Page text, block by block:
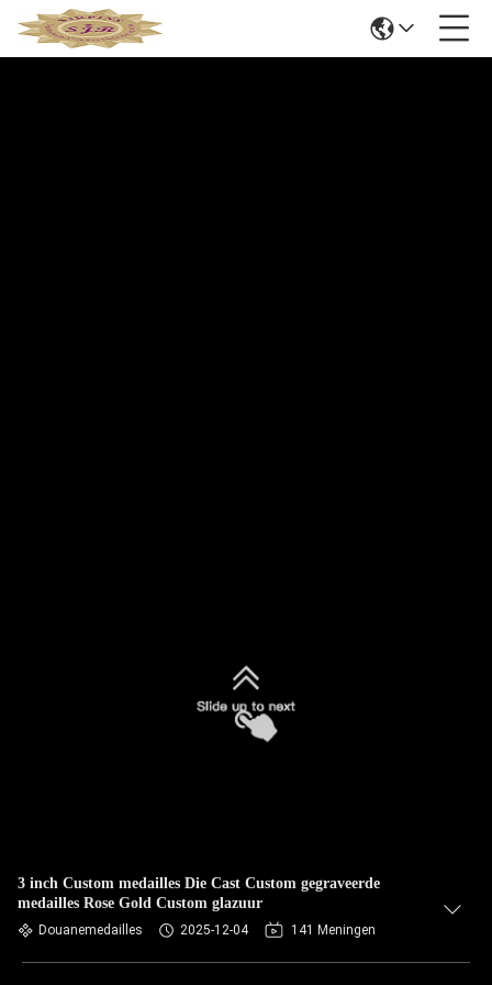
3 inch Custom medailles Die Cast Custom gegraveerde
medailles Rose Gold Custom glazuur
Douanemedailles 2025-12-04 141 Meningen